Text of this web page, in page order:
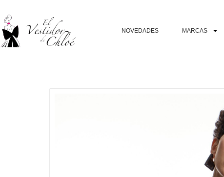
NOVEDADES MARCAS